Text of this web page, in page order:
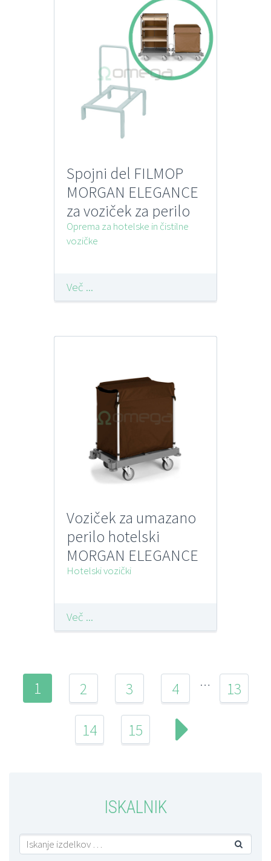
Spojni del FILMOP
MORGAN ELEGANCE
za voziček za perilo
in hotelski voziček
Oprema za hotelske in čistilne
vozičke
Več ...
Voziček za umazano
perilo hotelski
MORGAN ELEGANCE
3110 FILMOP
Hotelski vozički
Več ...
1 2 3 4 … 13
14 15
ISKALNIK
